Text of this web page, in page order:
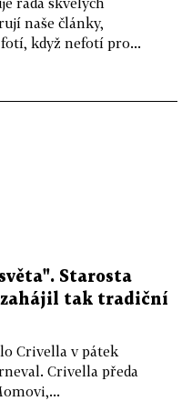
naše články,
když nefotí pro...
Starosta
zahájil tak tradiční
Crivella v pátek
Crivella předa